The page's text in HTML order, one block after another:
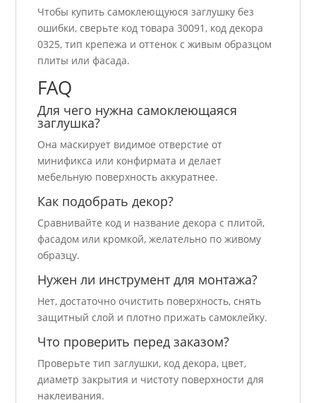
Чтобы купить самоклеющуюся заглушку без
ошибки, сверьте код товара 30091, код декора
0325, тип крепежа и оттенок с живым образцом
плиты или фасада.
FAQ
Для чего нужна самоклеющаяся
заглушка?
Она маскирует видимое отверстие от
минификса или конфирмата и делает
мебельную поверхность аккуратнее.
Как подобрать декор?
Сравнивайте код и название декора с плитой,
фасадом или кромкой, желательно по живому
образцу.
Нужен ли инструмент для монтажа?
Нет, достаточно очистить поверхность, снять
защитный слой и плотно прижать самоклейку.
Что проверить перед заказом?
Проверьте тип заглушки, код декора, цвет,
диаметр закрытия и чистоту поверхности для
наклеивания.